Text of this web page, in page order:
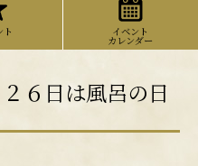
６日は風呂の日
ト イベント
カレンダー